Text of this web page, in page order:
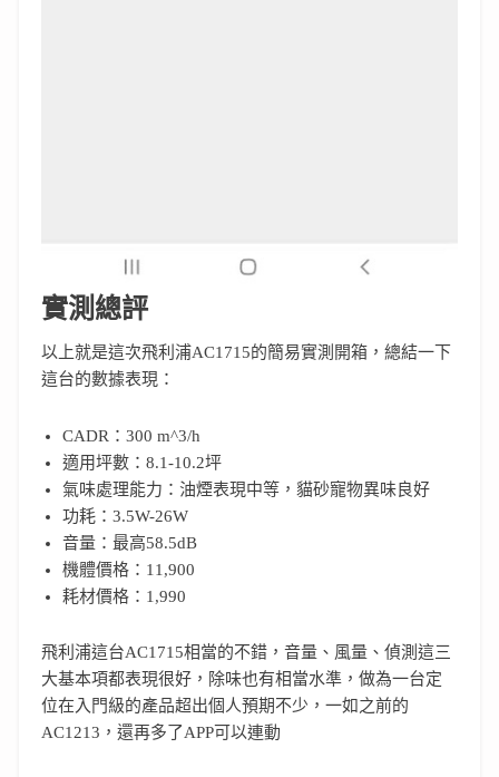
實測總評
以上就是這次飛利浦AC1715的簡易實測開箱，總結一下
這台的數據表現：
CADR：300 m^3/h
適用坪數：8.1-10.2坪
氣味處理能力：油煙表現中等，貓砂寵物異味良好
功耗：3.5W-26W
音量：最高58.5dB
機體價格：11,900
耗材價格：1,990
飛利浦這台AC1715相當的不錯，音量、風量、偵測這三
大基本項都表現很好，除味也有相當水準，做為一台定
位在入門級的產品超出個人預期不少，一如之前的
AC1213，還再多了APP可以連動